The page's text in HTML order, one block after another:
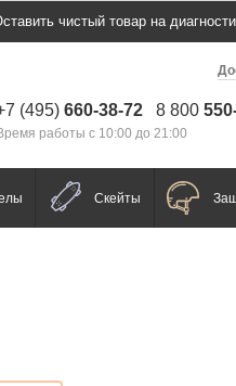
чистый товар на
(495) 660-38-72 8 800
работы с 10:00 до 21:00
Скейты